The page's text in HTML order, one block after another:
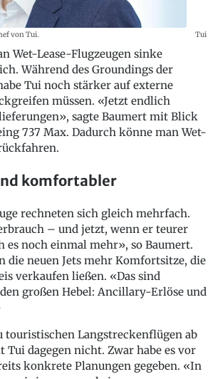
von Tui. Tui
Wet-Lease-Flugzeugen sinke
Während des Groundings der
Tui noch stärker auf externe
müssen. «Jetzt endlich
sagte Baumert mit Blick
737 Max. Dadurch könne man Wet-
komfortabler
rechneten sich gleich mehrfach.
– und jetzt, wenn er teurer
es noch einmal mehr», so Baumert.
die neuen Jets mehr Komfortsitze, die
verkaufen ließen. «Das sind
großen Hebel: Ancillary-Erlöse und
touristischen Langstreckenflügen ab
Tui dagegen nicht. Zwar habe es vor
konkrete Planungen gegeben. «In